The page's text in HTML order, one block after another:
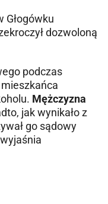
Głogówku
dozwoloną
podczas
Mężczyzna
jak wynikało z
go sądowy